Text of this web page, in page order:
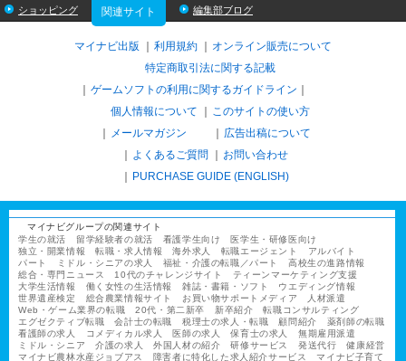
ショッピング 関連サイト 編集部ブログ
マイナビ出版 利用規約
オンライン販売について
特定商取引法に関する記載
ゲームソフトの利用に関するガイドライン
個人情報について
このサイトの使い方
メールマガジン
広告出稿について
よくあるご質問
お問い合わせ
PURCHASE GUIDE (ENGLISH)
マイナビグループの関連サイト
学生の就活
留学経験者の就活 看護学生向け
医学生・研修医向け
独立・開業情報
転職・求人情報 海外求人 転職エージェント
アルバイト
パート
ミドル・シニアの求人 福祉・介護の転職／パート
高校生の進路情報
総合・専門ニュース
10代のチャレンジサイト
ティーンマーケティング支援
大学生活情報
働く女性の生活情報 雑誌・書籍・ソフト
ウエディング情報
世界遺産検定
総合農業情報サイト お買い物サポートメディア
人材派遣
Web・ゲーム業界の転職
20代・第二新卒 新卒紹介
転職コンサルティング
エグゼクティブ転職
会計士の転職 税理士の求人・転職 顧問紹介
薬剤師の転職
看護師の求人
コメディカル求人 医師の求人 保育士の求人
無期雇用派遣
ミドル・シニア
介護の求人 外国人材の紹介 研修サービス 発送代行
健康経営
マイナビ農林水産ジョブアス
障害者に特化した求人紹介サービス マイナビ子育て